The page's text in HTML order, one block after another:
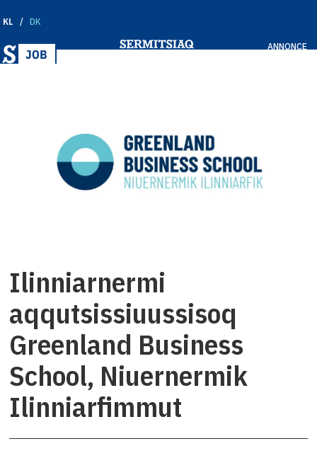
KL DK
ANNONCE
Ilinniarnermi
aqqutsissiuussisoq
Greenland Business
School, Niuernermik
Ilinniarfimmut